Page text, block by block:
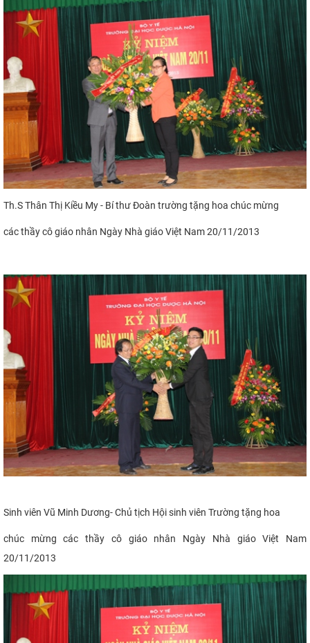
Th.S Thân Thị Kiều My - Bí thư Đoàn trường tặng hoa chúc mừng
các thầy cô giáo nhân Ngày Nhà giáo Việt Nam 20/11/2013
Sinh viên Vũ Minh Dương- Chủ tịch Hội sinh viên Trường tặng hoa
chúc mừng các thầy cô giáo nhân Ngày Nhà giáo Việt Nam
20/11/2013